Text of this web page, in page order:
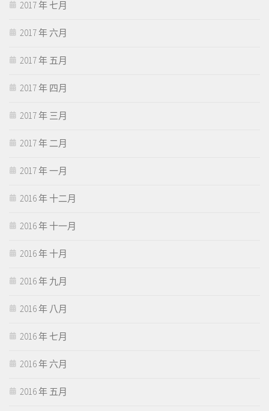
2017 年 七月
2017 年 六月
2017 年 五月
2017 年 四月
2017 年 三月
2017 年 二月
2017 年 一月
2016 年 十二月
2016 年 十一月
2016 年 十月
2016 年 九月
2016 年 八月
2016 年 七月
2016 年 六月
2016 年 五月